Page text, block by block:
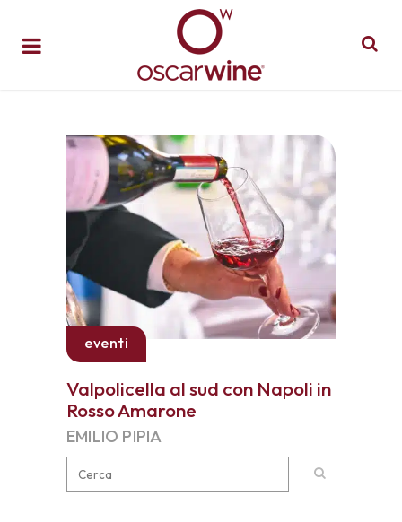
eventi
Valpolicella al sud con Napoli in
Rosso Amarone
EMILIO PIPIA